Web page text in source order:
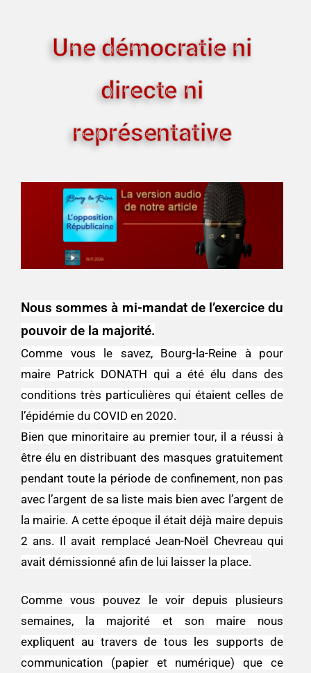
Une démocratie ni
directe ni
représentative
Nous sommes à mi-mandat de l’exercice du
pouvoir de la majorité.
Comme vous le savez, Bourg-la-Reine à pour
maire Patrick DONATH qui a été élu dans des
conditions très particulières qui étaient celles de
l’épidémie du COVID en 2020.
Bien que minoritaire au premier tour, il a réussi à
être élu en distribuant des masques gratuitement
pendant toute la période de confinement, non pas
avec l’argent de sa liste mais bien avec l’argent de
la mairie. A cette époque il était déjà maire depuis
2 ans. Il avait remplacé Jean-Noël Chevreau qui
avait démissionné afin de lui laisser la place.
Comme vous pouvez le voir depuis plusieurs
semaines, la majorité et son maire nous
expliquent au travers de tous les supports de
communication (papier et numérique) que ce